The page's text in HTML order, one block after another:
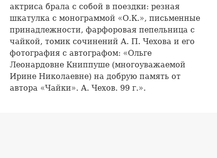
актриса брала с собой в поездки: резная
шкатулка с монограммой «О.К.», письменные
принадлежности, фарфоровая пепельница с
чайкой, томик сочинений А. П. Чехова и его
фотография с автографом: «Ольге
Леонардовне Книппуше (многоуважаемой
Ирине Николаевне) на добрую память от
автора «Чайки». А. Чехов. 99 г.».